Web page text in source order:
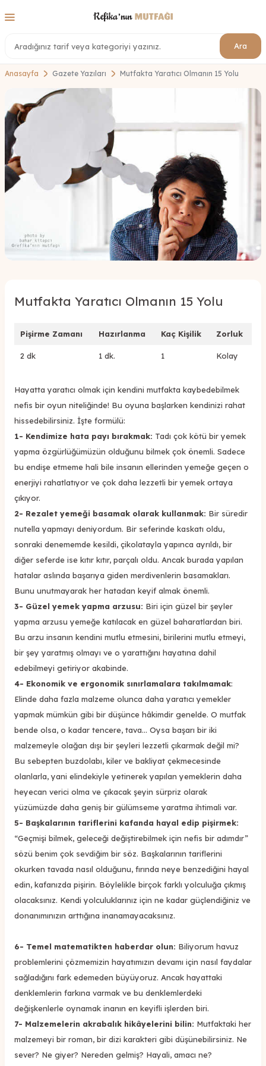
Ara
Anasayfa Gazete Yazıları Mutfakta Yaratıcı Olmanın 15 Yolu
Mutfakta Yaratıcı Olmanın 15 Yolu
Pişirme Zamanı Hazırlanma Kaç Kişilik Zorluk
2 dk 1 dk. 1 Kolay
Hayatta yaratıcı olmak için kendini mutfakta kaybedebilmek
nefis bir oyun niteliğinde! Bu oyuna başlarken kendinizi rahat
hissedebilirsiniz. İşte formülü:
1- Kendimize hata payı bırakmak: Tadı çok kötü bir yemek
yapma özgürlüğümüzün olduğunu bilmek çok önemli. Sadece
bu endişe etmeme hali bile insanın ellerinden yemeğe geçen o
enerjiyi rahatlatıyor ve çok daha lezzetli bir yemek ortaya
çıkıyor.
2- Rezalet yemeği basamak olarak kullanmak: Bir süredir
nutella yapmayı deniyordum. Bir seferinde kaskatı oldu,
sonraki denememde kesildi, çikolatayla yapınca ayrıldı, bir
diğer seferde ise kıtır kıtır, parçalı oldu. Ancak burada yapılan
hatalar aslında başarıya giden merdivenlerin basamakları.
Bunu unutmayarak her hatadan keyif almak önemli.
3- Güzel yemek yapma arzusu: Biri için güzel bir şeyler
yapma arzusu yemeğe katılacak en güzel baharatlardan biri.
Bu arzu insanın kendini mutlu etmesini, birilerini mutlu etmeyi,
bir şey yaratmış olmayı ve o yarattığını hayatına dahil
edebilmeyi getiriyor akabinde.
4- Ekonomik ve ergonomik sınırlamalara takılmamak:
Elinde daha fazla malzeme olunca daha yaratıcı yemekler
yapmak mümkün gibi bir düşünce hâkimdir genelde. O mutfak
bende olsa, o kadar tencere, tava... Oysa başarı bir iki
malzemeyle olağan dışı bir şeyleri lezzetli çıkarmak değil mi?
Bu sebepten buzdolabı, kiler ve bakliyat çekmecesinde
olanlarla, yani elindekiyle yetinerek yapılan yemeklerin daha
heyecan verici olma ve çıkacak şeyin sürpriz olarak
yüzümüzde daha geniş bir gülümseme yaratma ihtimali var.
5- Başkalarının tariflerini kafanda hayal edip pişirmek:
“Geçmişi bilmek, geleceği değiştirebilmek için nefis bir adımdır”
sözü benim çok sevdiğim bir söz. Başkalarının tariflerini
okurken tavada nasıl olduğunu, fırında neye benzediğini hayal
edin, kafanızda pişirin. Böylelikle birçok farklı yolculuğa çıkmış
olacaksınız. Kendi yolculuklarınız için ne kadar güçlendiğiniz ve
donanımınızın arttığına inanamayacaksınız.
6- Temel matematikten haberdar olun: Biliyorum havuz
problemlerini çözmemizin hayatımızın devamı için nasıl faydalar
sağladığını fark edemeden büyüyoruz. Ancak hayattaki
denklemlerin farkına varmak ve bu denklemlerdeki
değişkenlerle oynamak inanın en keyifli işlerden biri.
7- Malzemelerin akrabalık hikâyelerini bilin: Mutfaktaki her
malzemeyi bir roman, bir dizi karakteri gibi düşünebilirsiniz. Ne
sever? Ne giyer? Nereden gelmiş? Hayali, amacı ne?